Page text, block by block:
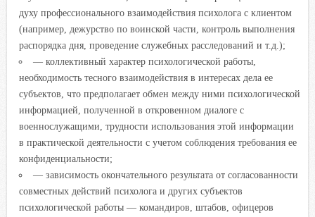
духу профессионального взаимодействия психолога с клиентом
(например, дежурство по воинской части, контроль выполнения
распорядка дня, проведение служебных расследований и т.д.);
— коллективный характер психологической работы,
необходимость тесного взаимодействия в интересах дела ее
субъектов, что предполагает обмен между ними психологической
информацией, полученной в откровенном диалоге с
военнослужащими, трудности использования этой информации
в практической деятельности с учетом соблюдения требования ее
конфиденциальности;
— зависимость окончательного результата от согласованности
совместных действий психолога и других субъектов
психологической работы — командиров, штабов, офицеров